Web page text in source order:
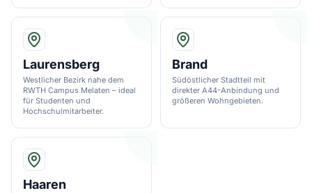
Laurensberg
Westlicher Bezirk nahe dem
RWTH Campus Melaten – ideal
für Studenten und
Hochschulmitarbeiter.
Brand
Südöstlicher Stadtteil mit
direkter A44-Anbindung und
größeren Wohngebieten.
Haaren